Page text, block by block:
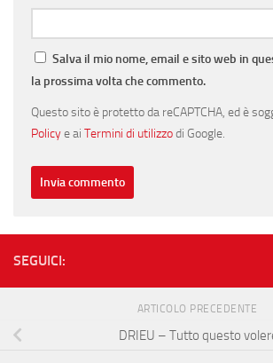
Salva il mio nome, email e sito web in
la prossima volta che commento.
Questo sito è protetto da reCAPTCHA, ed è
Policye ai Termini di utilizzodi Google.
SEGUICI:
ARTICOLO PRECEDENTE
DRIEU – Tutto questo